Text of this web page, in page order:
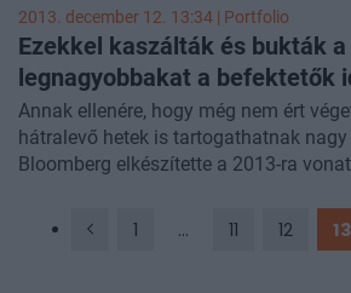
várakozásaitól elmarad, egy felmérés
legalább 9,2%-os hozamot vártak volna
eszközosztálytól. Az alapok között
eltérések voltak, a legnagyobb
kiemelkedők (Elliott International,
Technologies), de voltak lemaradók is
2013. december 12. 13:34 | Portfolio
Ezekkel kaszálták és bukták a
legnagyobbakat a befektetők
Annak ellenére, hogy még nem ért
hátralevő hetek is tartogathatnak nagy
Bloomberg elkészítette a 2013-ra
volt a legjobban és legrosszabbul
befektetési alap vagy éppen IPO idén.
1 ... 11 12 13